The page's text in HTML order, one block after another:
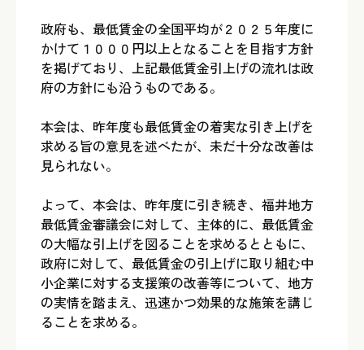
政府も、最低賃金の全国平均が２０２５年度に
かけて１０００円以上となることを目指す方針
を掲げており、上記最低賃金引上げの流れは政
府の方針にも沿うものである。
本会は、昨年度も最低賃金の着実な引き上げを
求める旨の意見を述べたが、未だ十分な改善は
見られない。
よって、本会は、昨年度に引き続き、福井地方
最低賃金審議会に対して、主体的に、最低賃金
の大幅な引上げを図ることを求めるとともに、
政府に対して、最低賃金の引上げに取り組む中
小企業に対する支援策の改善等について、地方
の実情を踏まえ、迅速かつ効果的な施策を講じ
ることを求める。